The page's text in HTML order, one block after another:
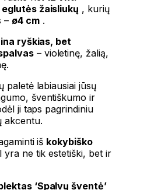
žaisliukų , kurių
– ø4 cm.
ryškias, bet
– violetinę, žalią,
paletė labiausiai jūsų
šventiškumo ir
ji taps pagrindiniu
akcentu.
iš kokybiško
ne tik estetiški, bet ir
‘Spalvų šventė’